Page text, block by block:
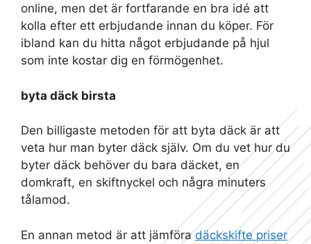
online, men det är fortfarande en bra idé att
kolla efter ett erbjudande innan du köper. För
ibland kan du hitta något erbjudande på hjul
som inte kostar dig en förmögenhet.
byta däck birsta
Den billigaste metoden för att byta däck är att
veta hur man byter däck själv. Om du vet hur du
byter däck behöver du bara däcket, en
domkraft, en skiftnyckel och några minuters
tålamod.
En annan metod är att jämföradäckskifte priser